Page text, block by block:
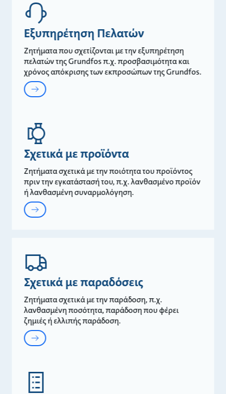
Εξυπηρέτηση Πελατών
Ζητήματα που σχετίζονται με την εξυπηρέτηση
πελατών της Grundfos π.χ. προσβασιμότητα και
χρόνος απόκρισης των εκπροσώπων της Grundfos.
Σχετικά με προϊόντα
Ζητήματα σχετικά με την ποιότητα του προϊόντος
πριν την εγκατάστασή του, π.χ. λανθασμένο προϊόν
ή λανθασμένη συναρμολόγηση.
Σχετικά με παραδόσεις
Ζητήματα σχετικά με την παράδοση, π.χ.
λανθασμένη ποσότητα, παράδοση που φέρει
ζημιές ή ελλιπής παράδοση.